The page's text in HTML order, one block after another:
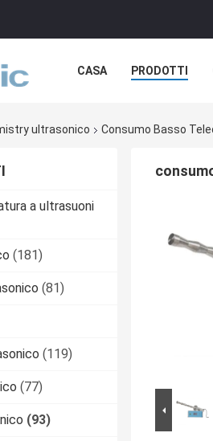
CASA PRODOTTI
ultrasonico Consumo Basso
a ultrasuoni
(181)
(81)
(119)
(77)
(93)